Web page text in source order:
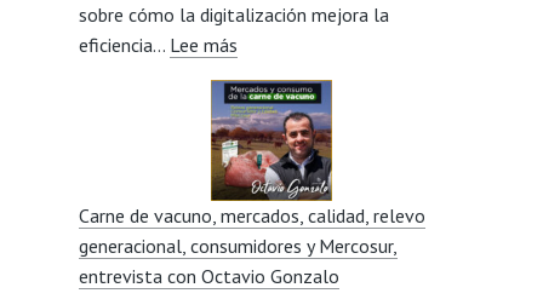
entrevista
con
Miriam
Beorlegui
sobre cómo la digitalización mejora la
eficiencia… Lee más:
puede
la
digitalización
mejorar
la
eficiencia
productiva
Carne de vacuno, mercados, calidad, relevo
generacional, consumidores y Mercosur,
entrevista con Octavio Gonzalo